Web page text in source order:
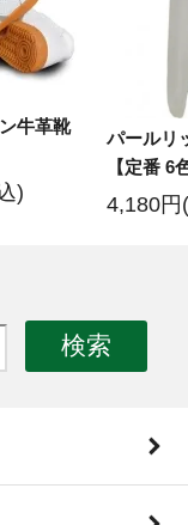
牛革靴
)
パールリ
【定番 6
4,180円
検索